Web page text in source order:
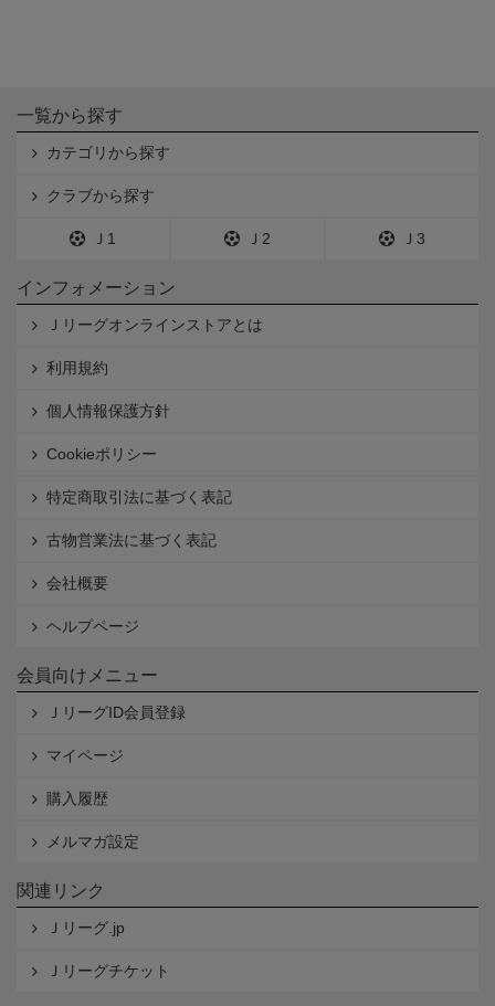
一覧から探す
カテゴリから探す
クラブから探す
Ｊ1 Ｊ2 Ｊ3
インフォメーション
Ｊリーグオンラインストアとは
利用規約
個人情報保護方針
Cookieポリシー
特定商取引法に基づく表記
古物営業法に基づく表記
会社概要
ヘルプページ
会員向けメニュー
ＪリーグID会員登録
マイページ
購入履歴
メルマガ設定
関連リンク
Ｊリーグ.jp
Ｊリーグチケット